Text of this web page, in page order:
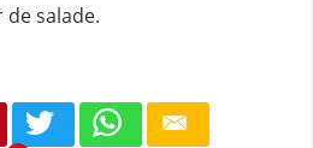
salade.